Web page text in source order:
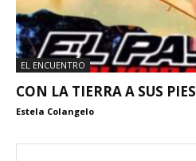
EL ENCUENTRO
CON LA TIERRA A SUS PIES
Estela Colangelo